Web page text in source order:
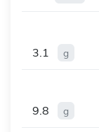
3.1
g
9.8
g